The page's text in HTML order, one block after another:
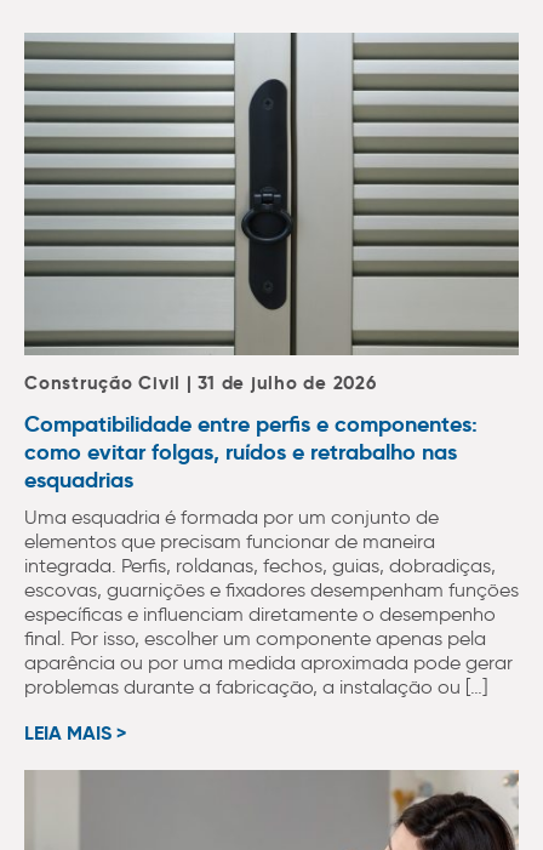
Construção Civil | 31 de julho de 2026
Compatibilidade entre perfis e componentes:
como evitar folgas, ruídos e retrabalho nas
esquadrias
Uma esquadria é formada por um conjunto de
elementos que precisam funcionar de maneira
integrada. Perfis, roldanas, fechos, guias, dobradiças,
escovas, guarnições e fixadores desempenham funções
específicas e influenciam diretamente o desempenho
final. Por isso, escolher um componente apenas pela
aparência ou por uma medida aproximada pode gerar
problemas durante a fabricação, a instalação ou […]
LEIA MAIS >